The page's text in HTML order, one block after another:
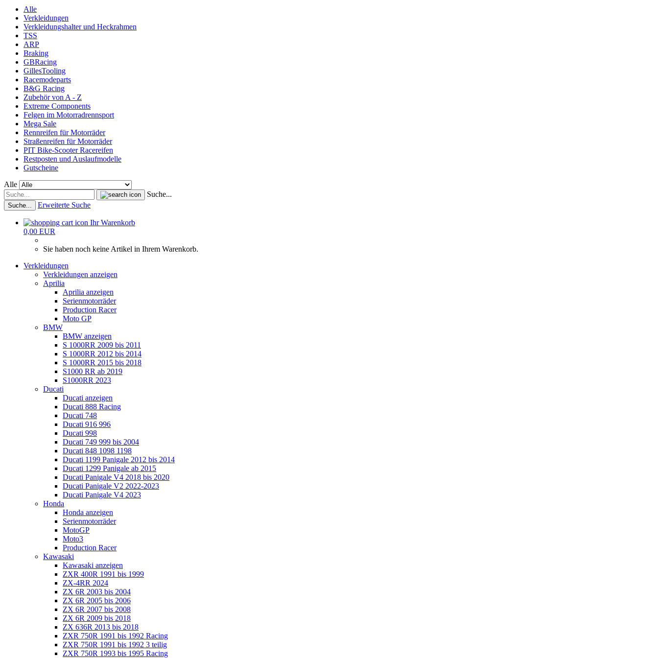
Alle
Verkleidungen
Verkleidungshalter und Heckrahmen
TSS
ARP
Braking
GBRacing
GillesTooling
Racemodeparts
B&G Racing
Zubehör von A - Z
Extreme Components
Felgen im Motorradrennsport
Mega Sale
Rennreifen für Motorräder
Straßenreifen für Motorräder
PIT Bike-Scooter Racereifen
Restposten und Auslaufmodelle
Gutscheine
Alle
Suche...
Suche... Erweiterte Suche
Ihr Warenkorb
0,00 EUR
Sie haben noch keine Artikel in Ihrem Warenkorb.
Verkleidungen
Verkleidungen anzeigen
Aprilia
Aprilia anzeigen
Serienmotorräder
Production Racer
Moto GP
BMW
BMW anzeigen
S 1000RR 2009 bis 2011
S 1000RR 2012 bis 2014
S 1000RR 2015 bis 2018
S1000 RR ab 2019
S1000RR 2023
Ducati
Ducati anzeigen
Ducati 888 Racing
Ducati 748
Ducati 916 996
Ducati 998
Ducati 749 999 bis 2004
Ducati 848 1098 1198
Ducati 1199 Panigale 2012 bis 2014
Ducati 1299 Panigale ab 2015
Ducati Panigale V4 2018 bis 2020
Ducati Panigale V2 2022-2023
Ducati Panigale V4 2023
Honda
Honda anzeigen
Serienmotorräder
MotoGP
Moto3
Production Racer
Kawasaki
Kawasaki anzeigen
ZXR 400R 1991 bis 1999
ZX-4RR 2024
ZX 6R 2003 bis 2004
ZX 6R 2005 bis 2006
ZX 6R 2007 bis 2008
ZX 6R 2009 bis 2018
ZX 636R 2013 bis 2018
ZXR 750R 1991 bis 1992 Racing
ZXR 750R 1991 bis 1992 3 teilig
ZXR 750R 1993 bis 1995 Racing